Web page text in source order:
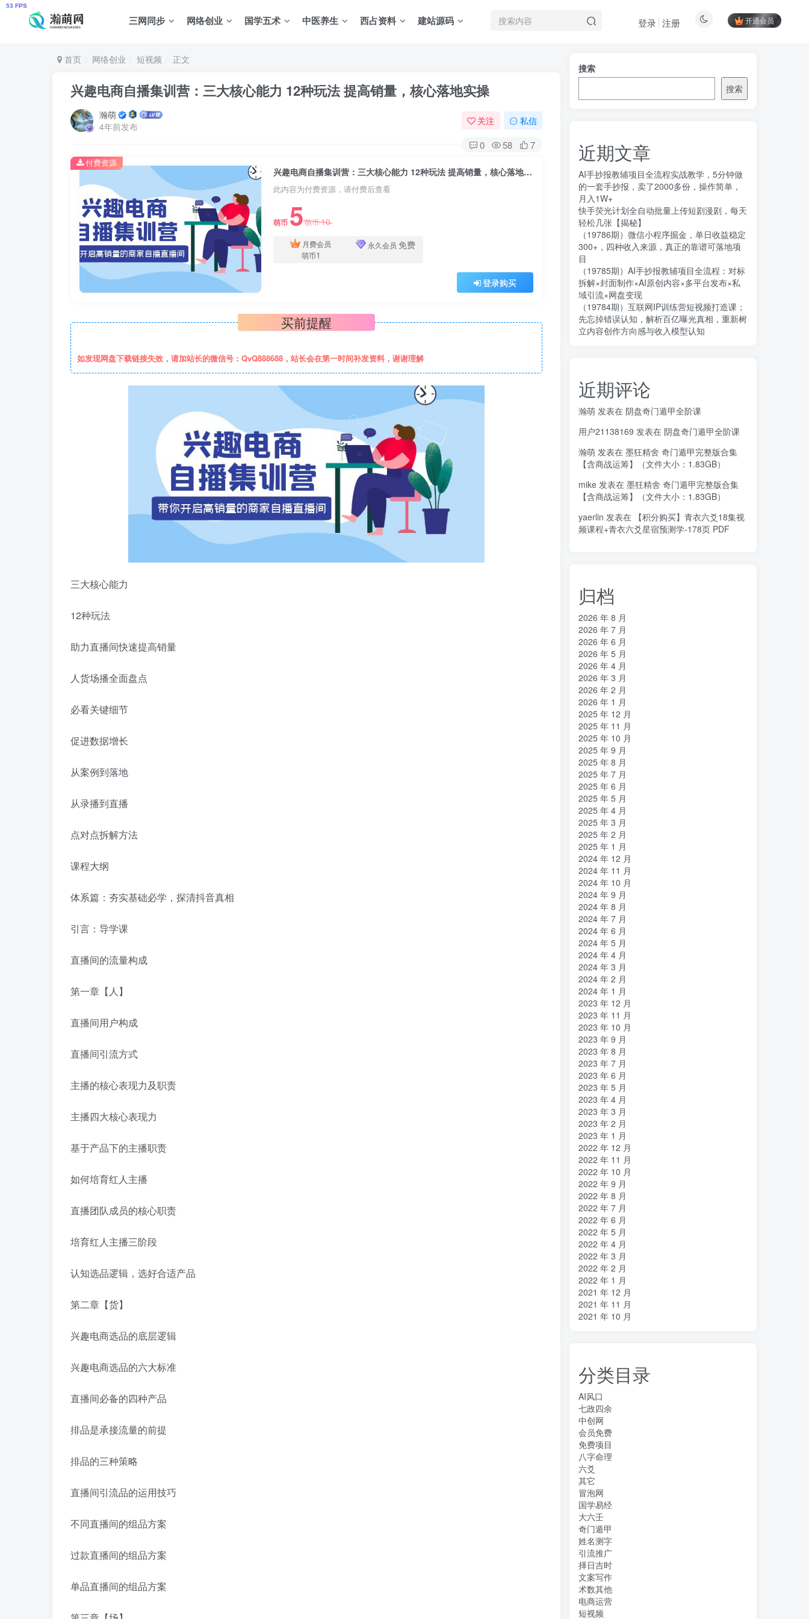
三网同步 网络创业 国学五术 中医养生 西占资料 建站源码 开通会员
登录 注册
首页 网络创业 短视频 正文
兴趣电商自播集训营：三大核心能力 12种玩法 提高销量，核心落地实操
瀚萌
4年前发布
关注 私信
0 58 7
兴趣电商自播集训营：三大核心能力 12种玩法 提高销量，核心落地实操
此内容为付费资源，请付费后查看
萌币 5萌币10
月费会员
萌币1
永久会员 免费
登录购买
付费资源
买前提醒
如发现网盘下载链接失效，请加站长的微信号：QvQ888688，站长会在第一时间补发资料，谢谢理解
三大核心能力
12种玩法
助力直播间快速提高销量
人货场播全面盘点
必看关键细节
促进数据增长
从案例到落地
从录播到直播
点对点拆解方法
课程大纲
体系篇：夯实基础必学，探清抖音真相
引言：导学课
直播间的流量构成
第一章【人】
直播间用户构成
直播间引流方式
主播的核心表现力及职责
主播四大核心表现力
基于产品下的主播职责
如何培育红人主播
直播团队成员的核心职责
培育红人主播三阶段
认知选品逻辑，选好合适产品
第二章【货】
兴趣电商选品的底层逻辑
兴趣电商选品的六大标准
直播间必备的四种产品
排品是承接流量的前提
排品的三种策略
直播间引流品的运用技巧
不同直播间的组品方案
过款直播间的组品方案
单品直播间的组品方案
搜索
搜索
近期文章
AI手抄报教辅项目全流程实战教学，5分钟做
的一套手抄报，卖了2000多份，操作简单，
月入1W+
快手荧光计划全自动批量上传短剧漫剧，每天
轻松几张【揭秘】
（19786期）微信小程序掘金，单日收益稳定
300+，四种收入来源，真正的靠谱可落地项
目
（19785期）AI手抄报教辅项目全流程：对标
拆解×封面制作×AI原创内容×多平台发布×私
域引流×网盘变现
（19784期）互联网IP训练营短视频打造课；
先忘掉错误认知，解析百亿曝光真相，重新树
立内容创作方向感与收入模型认知
近期评论
瀚萌 发表在 阴盘奇门遁甲全阶课
用户21138169 发表在 阴盘奇门遁甲全阶课
瀚萌 发表在 墨狂精舍 奇门遁甲完整版合集
【含商战运筹】（文件大小：1.83GB）
mike 发表在 墨狂精舍 奇门遁甲完整版合集
【含商战运筹】（文件大小：1.83GB）
yaerlin 发表在 【积分购买】青衣六爻18集视
频课程+青衣六爻星宿预测学-178页 PDF
归档
2026 年 8 月
2026 年 7 月
2026 年 6 月
2026 年 5 月
2026 年 4 月
2026 年 3 月
2026 年 2 月
2026 年 1 月
2025 年 12 月
2025 年 11 月
2025 年 10 月
2025 年 9 月
2025 年 8 月
2025 年 7 月
2025 年 6 月
2025 年 5 月
2025 年 4 月
2025 年 3 月
2025 年 2 月
2025 年 1 月
2024 年 12 月
2024 年 11 月
2024 年 10 月
2024 年 9 月
2024 年 8 月
2024 年 7 月
2024 年 6 月
2024 年 5 月
2024 年 4 月
2024 年 3 月
2024 年 2 月
2024 年 1 月
2023 年 12 月
2023 年 11 月
2023 年 10 月
2023 年 9 月
2023 年 8 月
2023 年 7 月
2023 年 6 月
2023 年 5 月
2023 年 4 月
2023 年 3 月
2023 年 2 月
2023 年 1 月
2022 年 12 月
2022 年 11 月
2022 年 10 月
2022 年 9 月
2022 年 8 月
2022 年 7 月
2022 年 6 月
2022 年 5 月
2022 年 4 月
2022 年 3 月
2022 年 2 月
2022 年 1 月
2021 年 12 月
2021 年 11 月
2021 年 10 月
分类目录
AI风口
七政四余
中创网
会员免费
免费项目
八字命理
六爻
其它
冒泡网
国学易经
大六壬
奇门遁甲
姓名测字
引流推广
择日吉时
文案写作
术数其他
电商运营
短视频